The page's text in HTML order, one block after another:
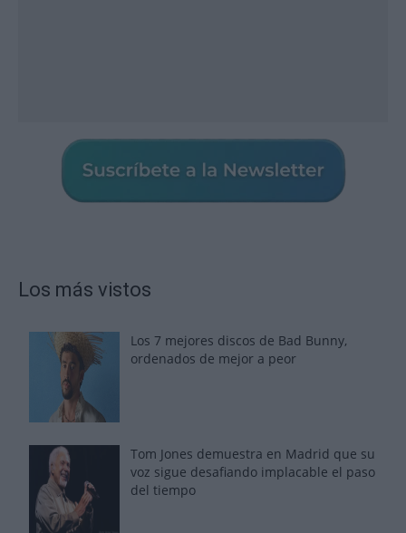
Los más vistos
Los 7 mejores discos de Bad Bunny,
ordenados de mejor a peor
Tom Jones demuestra en Madrid que su
voz sigue desafiando implacable el paso
del tiempo